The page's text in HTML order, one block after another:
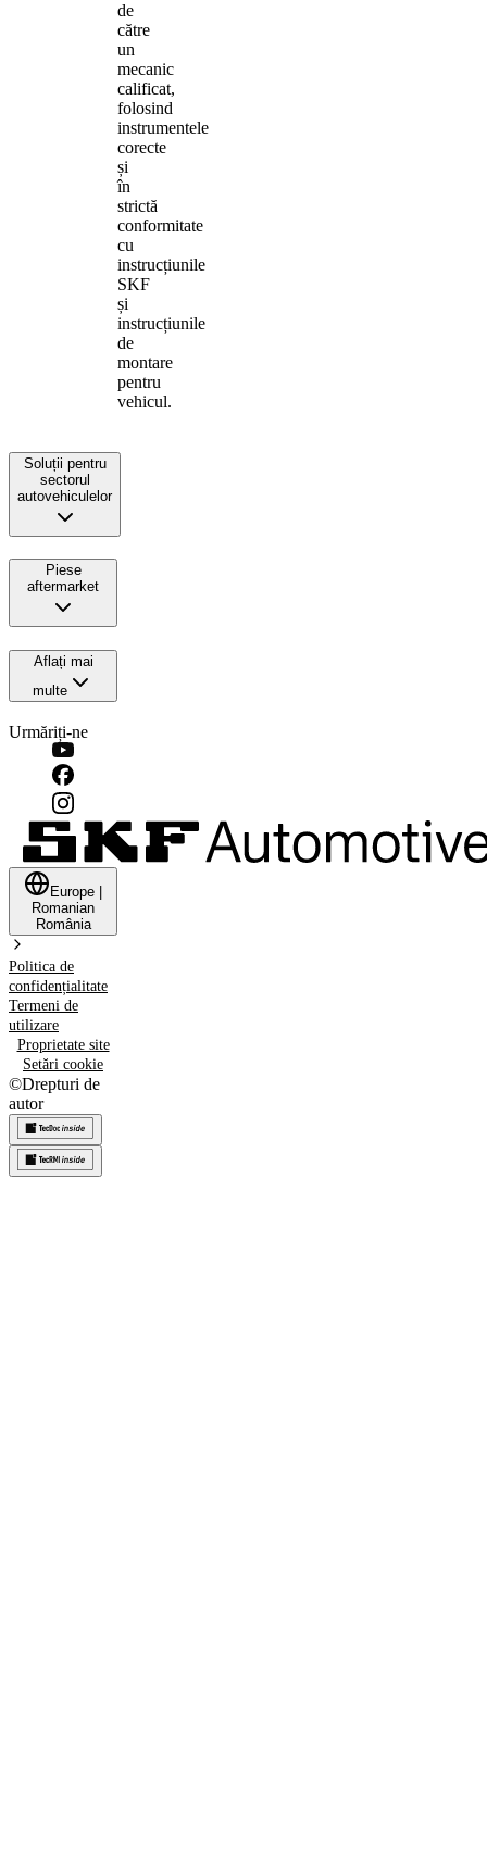
de
către
un
mecanic
calificat,
folosind
instrumentele
corecte
și
în
strictă
conformitate
cu
instrucțiunile
SKF
și
instrucțiunile
de
montare
pentru
vehicul.
Soluții pentru
sectorul
autovehiculelor
Piese
aftermarket
Aflați mai
multe
Urmăriți-ne
Europe
Romanian
România
Politica de
confidențialitate
Termeni de
utilizare
Proprietate site
Setări cookie
©Drepturi de
autor